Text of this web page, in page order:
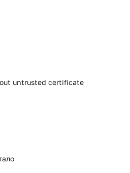
untrusted certificate